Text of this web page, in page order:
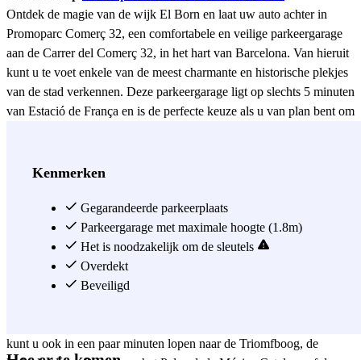
Ontdek de magie van de wijk El Born en laat uw auto achter in
Promoparc Comerç 32, een comfortabele en veilige parkeergarage
aan de Carrer del Comerç 32, in het hart van Barcelona. Van hieruit
kunt u te voet enkele van de meest charmante en historische plekjes
van de stad verkennen. Deze parkeergarage ligt op slechts 5 minuten
van Estació de França en is de perfecte keuze als u van plan bent om
kunt u dankzij de ligging gemakkelijk naar de belangrijkste
Museu Picasso, het Museu de la Xocolata en de spectaculaire
basiliek Santa Maria del Mar, onmisbare pareltjes van de oude
binnenstad. En als u liever een rustiger programma heeft, ligt het
Parc de la Ciutadella op slechts 2 minuten lopen: een groene oase
waar u kunt wandelen, het Parlement van Catalonië kunt bezoeken,
kunt u ook in een paar minuten lopen naar de Triomfboog, de
Kenmerken
Gegarandeerde parkeerplaats
Parkeergarage met maximale hoogte (1.8m)
Het is noodzakelijk om de sleutels
Overdekt
Beveiligd